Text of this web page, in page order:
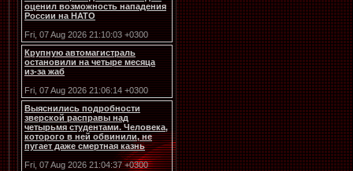
оценил возможность нападения
России на НАТО
Fri, 07 Aug 2026 21:10:03 +0300
Крупную автомагистраль
остановили на четыре месяца
из-за жаб
Fri, 07 Aug 2026 21:06:14 +0300
Выяснились подробности
зверской расправы над
четырьмя студентами. Человека,
которого в ней обвинили, не
пугает даже смертная казнь
Fri, 07 Aug 2026 21:04:37 +0300